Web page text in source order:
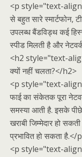
<p style="text-align:
से बहुत सारे स्मार्टफोन,
उपलब्ध बैंडविड्थ कई
स्पीड मिलती है और
<h2 style="text-
क्यों नहीं चलता?</h2>
<p style="text-align:
फाई का संकेतक पूरा
समस्या आती है. इसके
खराबी जिम्मेदार हो
प्रभावित हो सकता है.</
<p style="text-